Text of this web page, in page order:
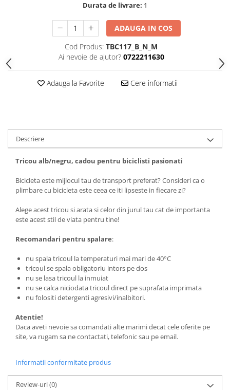
Tricouri biciclisti
Tricouri biciclisti MTB
Tricouri biciclisti BMX
Tricouri biciclisti downhill
Tricouri fitness/sala de forta
Tricouri yoga
Durata de livrare: 1
ADAUGA IN COS
Cod Produs: TBC117_B_N_M
Ai nevoie de ajutor? 0722211630
Adauga la Favorite Cere informatii
Descriere
Tricou alb/negru, cadou pentru biciclisti pasionati
Bicicleta este mijlocul tau de transport preferat? Consideri ca o
plimbare cu bicicleta este ceea ce iti lipseste in fiecare zi?
Alege acest tricou si arata si celor din jurul tau cat de importanta
este acest stil de viata pentru tine!
Recomandari pentru spalare:
nu spala tricoul la temperaturi mai mari de 40°C
tricoul se spala obligatoriu intors pe dos
nu se lasa tricoul la inmuiat
nu se calca niciodata tricoul direct pe suprafata imprimata
nu folositi detergenti agresivi/inalbitori.
Atentie!
Daca aveti nevoie sa comandati alte marimi decat cele oferite pe
site, va rugam sa ne contactati, telefonic sau pe email.
Informatii conformitate produs
Review-uri(0)